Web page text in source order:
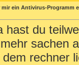
ein Antivirus-Programm
hast du
sachen
rechner